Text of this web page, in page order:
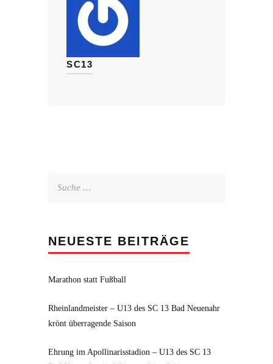
SC13
NEUESTE BEITRÄGE
Marathon statt Fußball
Rheinlandmeister – U13 des SC 13 Bad Neuenahr
krönt überragende Saison
Ehrung im Apollinarisstadion – U13 des SC 13